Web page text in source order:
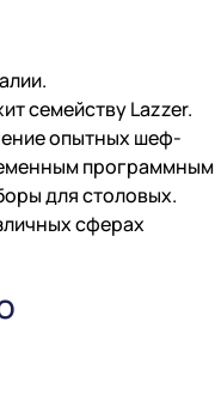
семейству Lazzer.
опытных шеф-
программным
для столовых.
сферах